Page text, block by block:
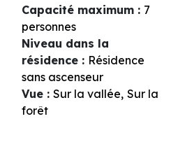
Capacité maximum : 7
personnes
Niveau dans la
résidence : Résidence
sans ascenseur
Vue : Sur la vallée Sur la
forêt